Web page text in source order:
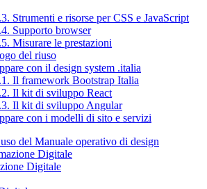
Strumenti e risorse per CSS e JavaScript
Supporto browser
Misurare le prestazioni
del riuso
con il design system .italia
Il framework Bootstrap Italia
Il kit di sviluppo React
Il kit di sviluppo Angular
con i modelli di sito e servizi
del Manuale operativo di design
Digitale